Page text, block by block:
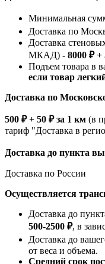
Минимальная
Доставка по
Доставка
МКАД) - 8000 ₽
Подъем товара в
если товар
Доставка по
500 ₽ + 50 ₽ за 1 км (в
тариф "Доставка в
Доставка до пункта
Доставка по России
Осуществляется
Доставка до
500-2500 ₽, в
Доставка до
от веса и объема.
Средний срок